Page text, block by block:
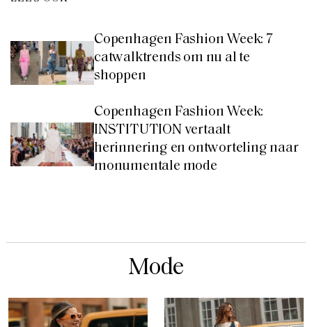
Copenhagen Fashion Week: 7
catwalktrends om nu al te
shoppen
Copenhagen Fashion Week:
INSTITUTION vertaalt
herinnering en ontworteling naar
monumentale mode
Mode